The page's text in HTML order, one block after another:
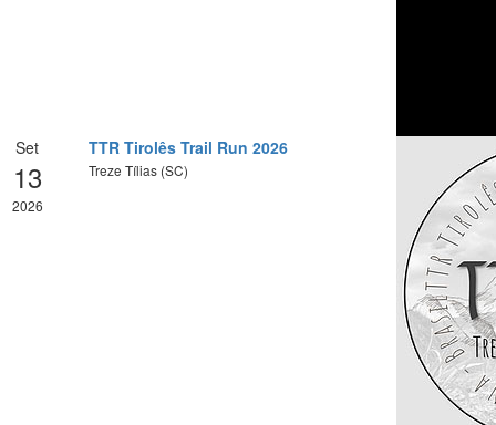
Set
13
2026
TTR Tirolês Trail Run 2026
Treze Tílias (SC)